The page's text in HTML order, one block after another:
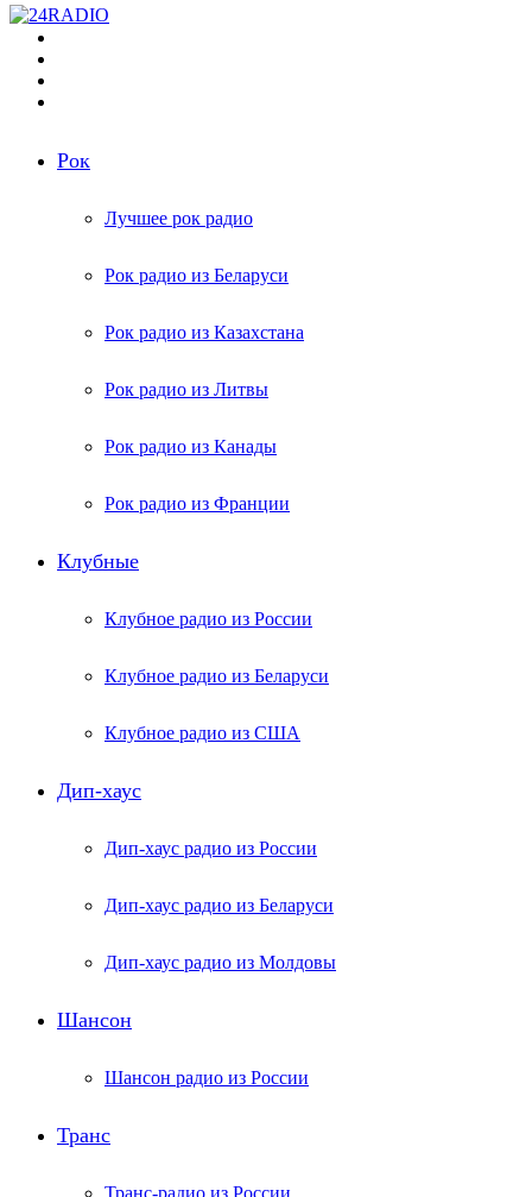
Рок
Лучшее рок радио
Рок радио из Беларуси
Рок радио из Казахстана
Рок радио из Литвы
Рок радио из Канады
Рок радио из Франции
Клубные
Клубное радио из России
Клубное радио из Беларуси
Клубное радио из США
Дип-хаус
Дип-хаус радио из России
Дип-хаус радио из Беларуси
Дип-хаус радио из Молдовы
Шансон
Шансон радио из России
Транс
Транс-радио из России